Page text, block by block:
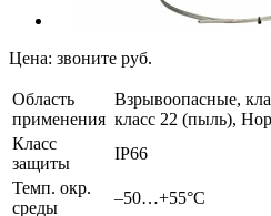
Цена: звоните руб.
Область
применения
Взрывоопасные,
класс 22 (пыль),
Класс
защиты
IP66
Темп. окр.
среды
–50…+55°С